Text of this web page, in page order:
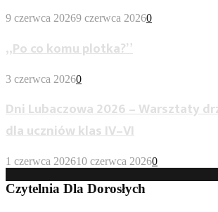
9 czerwca 20269 czerwca 20260
„Po co komu plotka?”
3 czerwca 20260
Dni Lubaczowa 2026 – Warsztaty
dla uczniów klas IV–VI
1 czerwca 202610 czerwca 20260
Czytelnia Dla Dorosłych